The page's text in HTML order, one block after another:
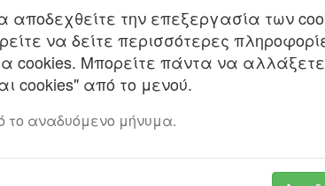
ΚΑΙ ΟΙΚΟΝΟΜΙΚΩΝ
για την Κυβέρνηση και τα
διατηρήθηκε σε ισχύ με την περ. 22
λειτουργία και διαφάνεια της
κεντρικής δημόσιας διοίκησης»
αποδεχθείτε την επεξεργασία των
να δείτε περισσότερες
cookies. Μπορείτε πάντα να αλλάξετε
cookies" από το μενού.
το αναδυόμενο μήνυμα.